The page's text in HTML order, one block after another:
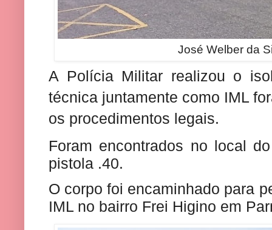
José Welber da
A Polícia Militar realizou o
técnica juntamente como IML
os procedimentos legais.
Foram encontrados no local
pistola .40.
O corpo foi encaminhado para
IML no bairro Frei Higino em